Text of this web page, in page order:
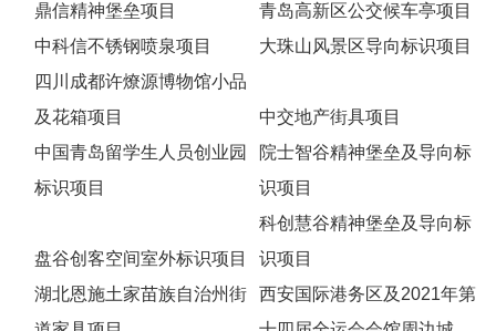
鼎信精神堡垒项目
青岛高新区公交候车亭项目
中科信不锈钢喷泉项目
大珠山风景区导向标识项目
四川成都许燎源博物馆小品
及花箱项目
中交地产街具项目
中国青岛留学生人员创业园
标识项目
院士智谷精神堡垒及导向标
识项目
盘谷创客空间室外标识项目
科创慧谷精神堡垒及导向标
识项目
湖北恩施土家苗族自治州街
西安国际港务区及2021年第